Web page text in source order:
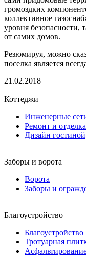
громоздких
коллективное
уровня безопасности,
от самих домов.
Резюмируя, можно
поселка является
21.02.2018
Коттеджи
Инженерные
Ремонт и отделка
Дизайн гостиной
Заборы и ворота
Ворота
Заборы и
Благоустройство
Благоустройство
Тротуарная